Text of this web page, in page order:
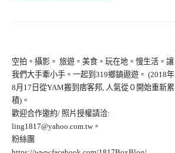
空拍。攝影。 旅遊。美食。玩在地。慢生活。讓
我們大手牽小手。一起到319鄉鎮遨遊。 (2018年
8月17日從YAM搬到痞客邦, 人氣從０開始重新累
積)。
歡迎合作邀約/ 照片授權請洽:
ling1817@yahoo.com.tw。
粉絲團